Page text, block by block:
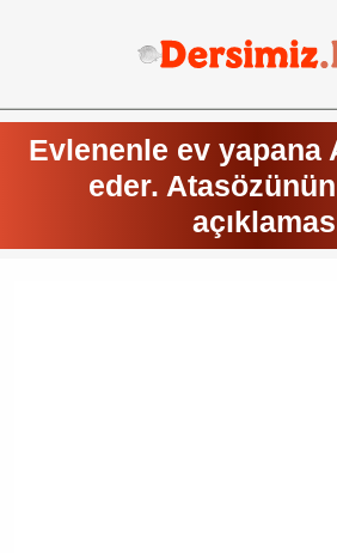
Evlenenle ev yapana
eder.